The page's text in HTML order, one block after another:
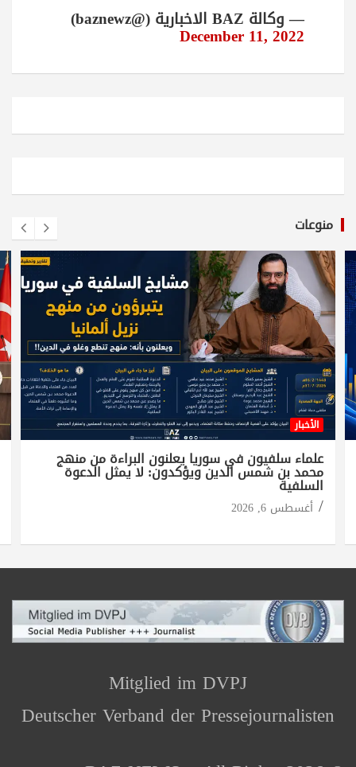
— وكالة BAZ الاخبارية (@baznewz)
December 11, 2022
منوعات
الأخبار
علماء سلفيون في سوريا يعلنون البراءة من منهج
محمد بن شمس الدين ويؤكدون: لا يمثل الدعوة
السلفية
أغسطس 6, 2026
Mitglied im DVPJ
Deutscher Verband der Pressejournalisten